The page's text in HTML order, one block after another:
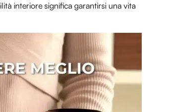
interiore significa garantirsi una vita